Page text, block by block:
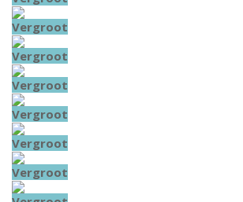
Vergroot
Vergroot
Vergroot
Vergroot
Vergroot
Vergroot